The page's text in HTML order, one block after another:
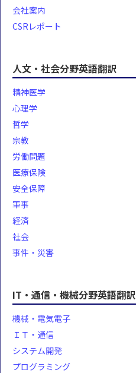
会社案内
CSRレポート
人文・社会分野英語翻訳
精神医学
心理学
哲学
宗教
労働問題
医療保険
安全保障
軍事
経済
社会
事件・災害
IT・通信・機械分野英語翻訳
機械・電気電子
ＩＴ・通信
システム開発
プログラミング